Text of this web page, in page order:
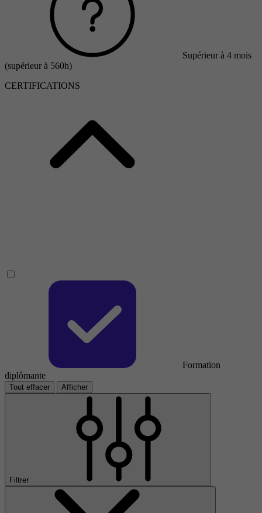
Supérieur à 4 mois
(supérieur à 560h)
CERTIFICATIONS
Formation
diplômante
Tout effacer Afficher
Filtrer